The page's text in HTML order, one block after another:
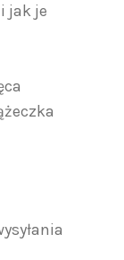
jak je